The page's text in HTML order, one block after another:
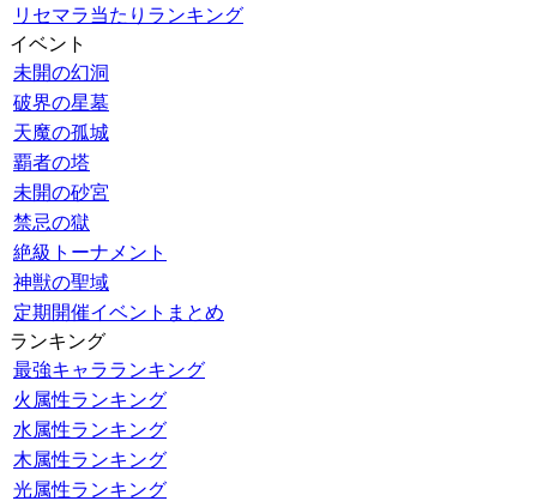
リセマラ当たりランキング
イベント
未開の幻洞
破界の星墓
天魔の孤城
覇者の塔
未開の砂宮
禁忌の獄
絶級トーナメント
神獣の聖域
定期開催イベントまとめ
ランキング
最強キャラランキング
火属性ランキング
水属性ランキング
木属性ランキング
光属性ランキング